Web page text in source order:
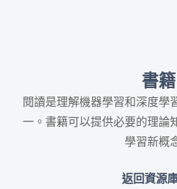
書籍
閱讀是理解機器學習和深度學
一。書籍可以提供必要的理論
學習新概
返回資源